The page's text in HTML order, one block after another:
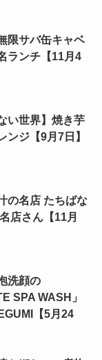
限サバ缶キャベ
ランチ【11月4
い世界】焼き芋
ンジ【9月7日】
の名店 たちばな
店さん【11月
洗顔の
SPA WASH」
【5月24